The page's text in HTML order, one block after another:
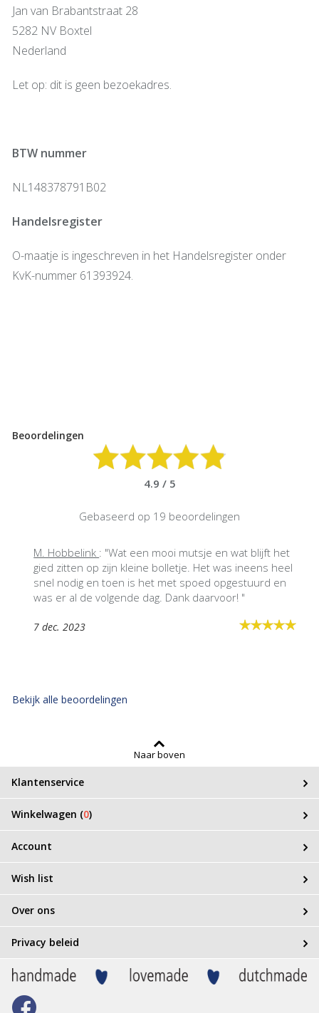
Jan van Brabantstraat 28
5282 NV Boxtel
Nederland
Let op: dit is geen bezoekadres.
BTW nummer
NL148378791B02
Handelsregister
O-maatje is ingeschreven in het Handelsregister onder
KvK-nummer 61393924.
Beoordelingen
4.9 / 5
Gebaseerd op 19 beoordelingen
M. Hobbelink : "Wat een mooi mutsje en wat blijft het
gied zitten op zijn kleine bolletje. Het was ineens heel
snel nodig en toen is het met spoed opgestuurd en
was er al de volgende dag. Dank daarvoor! "
7 dec. 2023
Larissa
Josanne
Bekijk alle beoordelingen
Naar boven
Klantenservice
Winkelwagen (0)
Account
Wish list
Over ons
Privacy beleid